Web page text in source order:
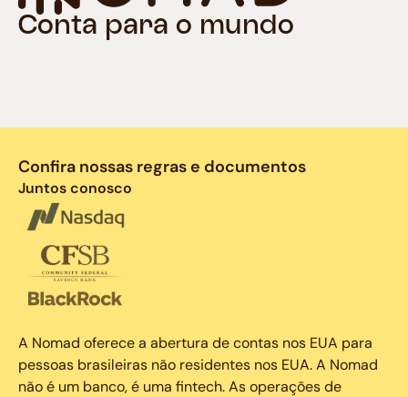
Conta para o mundo
Confira nossas regras e documentos
Juntos conosco
A Nomad oferece a abertura de contas nos EUA para
pessoas brasileiras não residentes nos EUA. A Nomad
não é um banco, é uma fintech. As operações de